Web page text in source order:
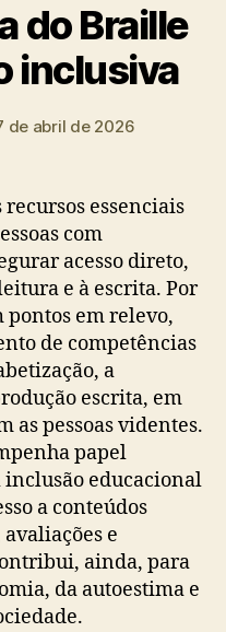
do Braille
inclusiva
de abril de 2026
essenciais
com
acesso direto,
e à escrita. Por
pontos em relevo,
de competências
a
escrita, em
as pessoas videntes.
papel
educacional
a conteúdos
e
ainda, para
da autoestima e